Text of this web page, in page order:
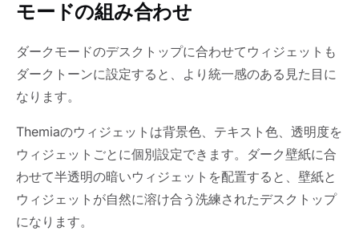
モードの組み合わせ
ダークモードのデスクトップに合わせてウィジェットも
ダークトーンに設定すると、より統一感のある見た目に
なります。
Themiaのウィジェットは背景色、テキスト色、透明度を
ウィジェットごとに個別設定できます。ダーク壁紙に合
わせて半透明の暗いウィジェットを配置すると、壁紙と
ウィジェットが自然に溶け合う洗練されたデスクトップ
になります。